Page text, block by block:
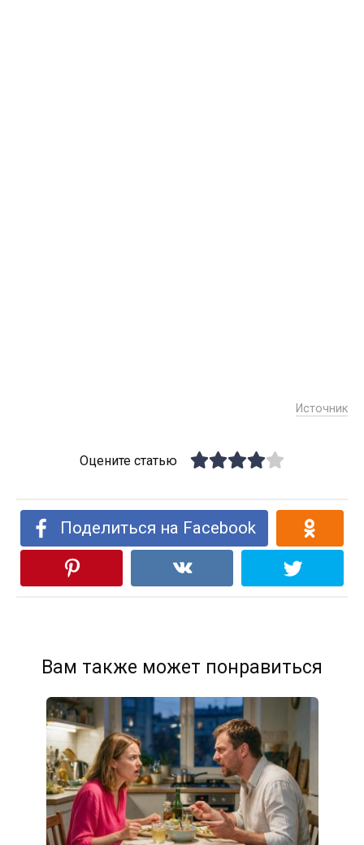
Источник
Оцените статью
Поделиться на Facebook
Вам также может понравиться